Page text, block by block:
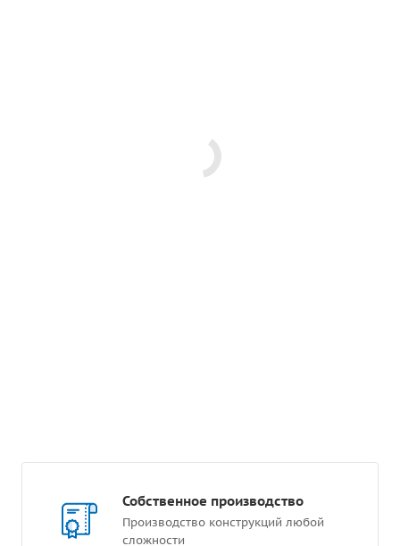
Собственное производство
Производство конструкций любой
сложности